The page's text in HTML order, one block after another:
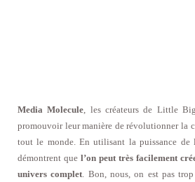
Media Molecule, les créateurs de Little
promouvoir leur manière de révolutionner la
tout le monde. En utilisant la puissance de
démontrent que l’on peut très facilement
univers complet. Bon, nous, on est pas